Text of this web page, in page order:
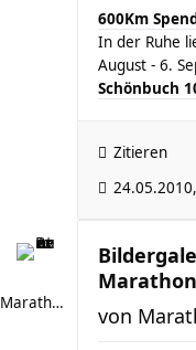
600Km
In der Ruhe
August - 6.
Schönbuch
Zitieren
Marathonstorch
Marathon
von